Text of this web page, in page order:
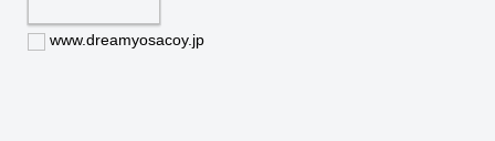
www.dreamyosacoy.jp